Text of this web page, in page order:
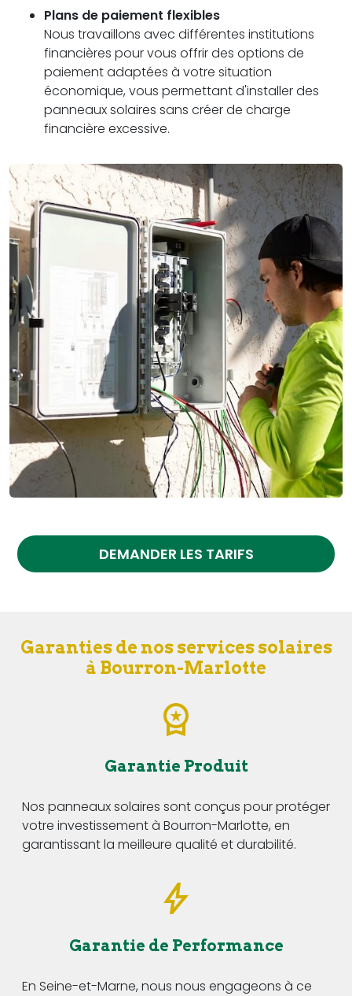
Plans de paiement flexibles
Nous travaillons avec différentes institutions
financières pour vous offrir des options de
paiement adaptées à votre situation
économique, vous permettant d'installer des
panneaux solaires sans créer de charge
financière excessive.
DEMANDER LES TARIFS
Garanties de nos services solaires
à Bourron-Marlotte
Garantie Produit
Nos panneaux solaires sont conçus pour protéger
votre investissement à Bourron-Marlotte, en
garantissant la meilleure qualité et durabilité.
Garantie de Performance
En Seine-et-Marne, nous nous engageons à ce